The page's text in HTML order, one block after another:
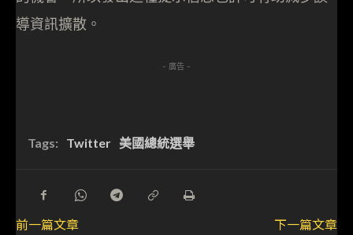
導資訊擴散。
- 廣告 -
Tags: Twitter 美國總統選舉
前一篇文章
下一篇文章